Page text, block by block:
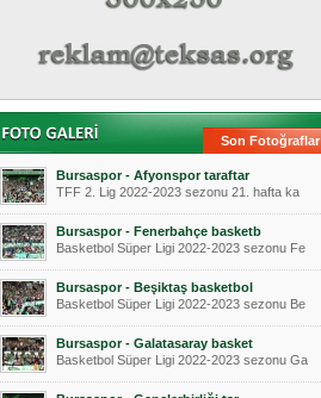
Son Fotoğraflar
Bursaspor - Afyonspor taraftar
TFF 2. Lig 2022-2023 sezonu 21. hafta ka
Bursaspor - Fenerbahçe basketb
Basketbol Süper Ligi 2022-2023 sezonu Fe
Bursaspor - Beşiktaş basketbol
Basketbol Süper Ligi 2022-2023 sezonu Be
Bursaspor - Galatasaray basket
Basketbol Süper Ligi 2022-2023 sezonu Ga